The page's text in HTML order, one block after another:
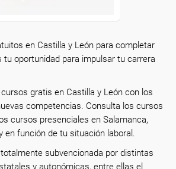
en Castilla y León para completar
oportunidad para impulsar tu carrera
gratis en Castilla y León con los
competencias. Consulta los cursos
cursos presenciales en Salamanca,
en función de tu situación laboral.
subvencionada por distintas
y autonómicas, entre ellas el